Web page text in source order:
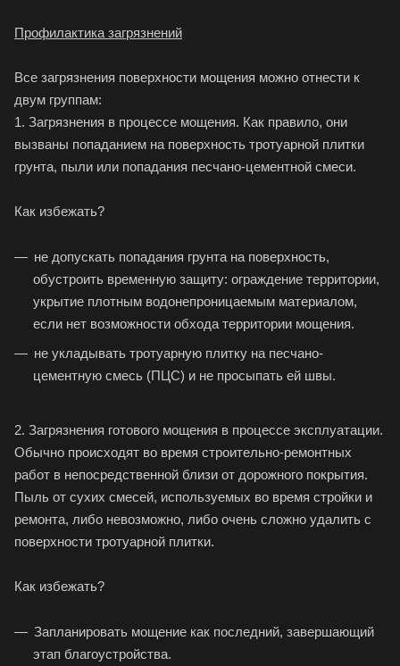
Профилактика загрязнений
Все загрязнения поверхности мощения можно отнести к
двум группам:
1. Загрязнения в процессе мощения. Как правило, они
вызваны попаданием на поверхность тротуарной плитки
грунта, пыли или попадания песчано-цементной смеси.
Как избежать?
не допускать попадания грунта на поверхность,
обустроить временную защиту: ограждение территории,
укрытие плотным водонепроницаемым материалом,
если нет возможности обхода территории мощения.
не укладывать тротуарную плитку на песчано-
цементную смесь (ПЦС) и не просыпать ей швы.
2. Загрязнения готового мощения в процессе эксплуатации.
Обычно происходят во время строительно-ремонтных
работ в непосредственной близи от дорожного покрытия.
Пыль от сухих смесей, используемых во время стройки и
ремонта, либо невозможно, либо очень сложно удалить с
поверхности тротуарной плитки.
Как избежать?
Запланировать мощение как последний, завершающий
этап благоустройства.